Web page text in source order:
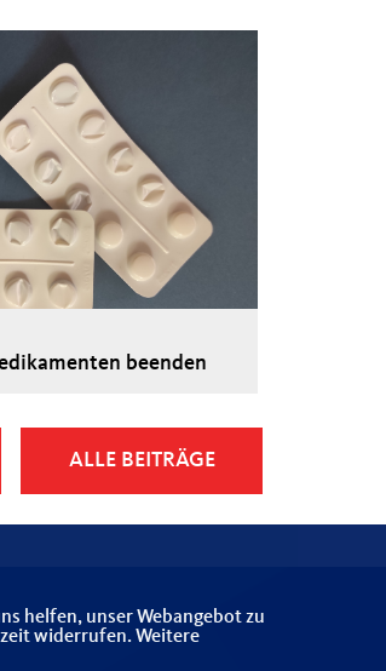
beenden
ALLE BEITRÄGE
helfen, unser Webangebot zu
widerrufen. Weitere